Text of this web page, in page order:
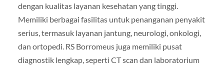
dengan kualitas layanan kesehatan yang tinggi.
Memiliki berbagai fasilitas untuk penanganan penyakit
serius, termasuk layanan jantung, neurologi, onkologi,
dan ortopedi. RS Borromeus juga memiliki pusat
diagnostik lengkap, seperti CT scan dan laboratorium